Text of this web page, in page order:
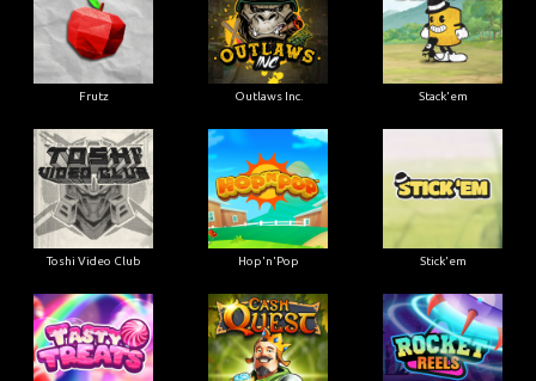
Frutz Outlaws Inc. Stack'em
Toshi Video Club Hop'n'Pop Stick'em